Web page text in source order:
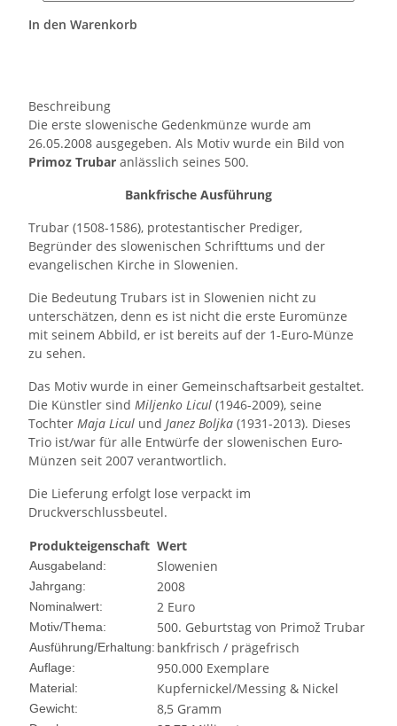
In den Warenkorb
Beschreibung
Die erste slowenische Gedenkmünze wurde am
26.05.2008 ausgegeben. Als Motiv wurde ein Bild von
Primoz Trubar anlässlich seines 500.
Bankfrische Ausführung
Trubar (1508-1586), protestantischer Prediger,
Begründer des slowenischen Schrifttums und der
evangelischen Kirche in Slowenien.
Die Bedeutung Trubars ist in Slowenien nicht zu
unterschätzen, denn es ist nicht die erste Euromünze
mit seinem Abbild, er ist bereits auf der 1-Euro-Münze
zu sehen.
Das Motiv wurde in einer Gemeinschaftsarbeit gestaltet.
Die Künstler sind Miljenko Licul (1946-2009), seine
Tochter Maja Licul und Janez Boljka (1931-2013). Dieses
Trio ist/war für alle Entwürfe der slowenischen Euro-
Münzen seit 2007 verantwortlich.
Die Lieferung erfolgt lose verpackt im
Druckverschlussbeutel.
Produkteigenschaft Wert
Ausgabeland: Slowenien
Jahrgang: 2008
Nominalwert: 2 Euro
Motiv/Thema: 500. Geburtstag von Primož Trubar
Ausführung/Erhaltung: bankfrisch / prägefrisch
Auflage: 950.000 Exemplare
Material: Kupfernickel/Messing & Nickel
Gewicht: 8,5 Gramm